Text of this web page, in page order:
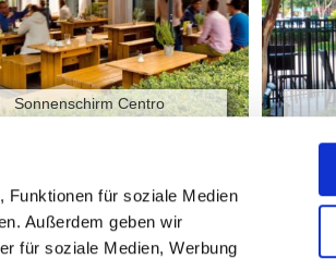
Funktionen für soziale Medien
Außerdem geben wir
für soziale Medien, Werbung
Sonnenschirm Centro